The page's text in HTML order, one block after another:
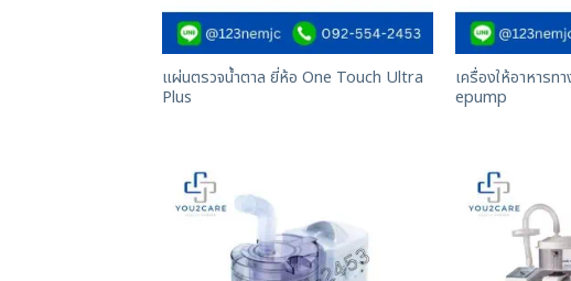
แผ่นตรวจน้ำตาล ยี่ห้อ One Touch Ultra
Plus
เครื่องให้อาหารท
epump